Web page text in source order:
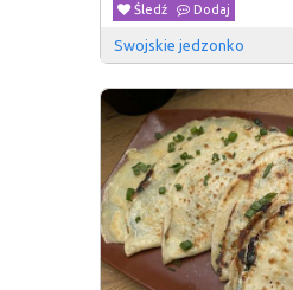
Śledź
Dodaj
Swojskie jedzonko